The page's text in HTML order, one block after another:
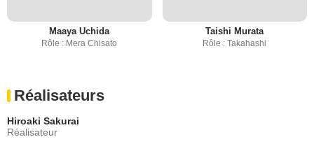
Maaya Uchida
Rôle : Mera Chisato
Taishi Murata
Rôle : Takahashi
Réalisateurs
Hiroaki Sakurai
Réalisateur